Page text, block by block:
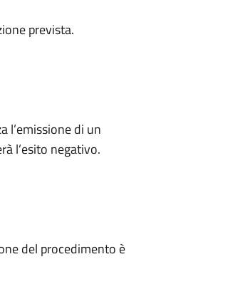
prevista.
l’emissione di un
l’esito negativo.
del procedimento è